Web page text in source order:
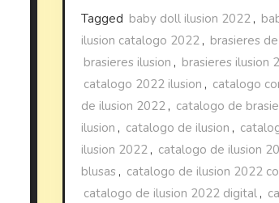
Tagged baby doll ilusion 2022 ,
ilusion catalogo 2022 , brasieres
brasieres ilusion , brasieres ilusion
catalogo 2022 ilusion , catalogo
de ilusion 2022 , catalogo de
ilusion , catalogo de ilusion ,
ilusion 2022 , catalogo de ilusion
blusas , catalogo de ilusion 2022
catalogo de ilusion 2022 digital ,